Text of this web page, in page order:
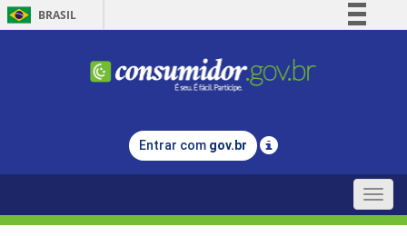
BRASIL
Comunica BR
Legislação
Entrar com gov.br
Toggle